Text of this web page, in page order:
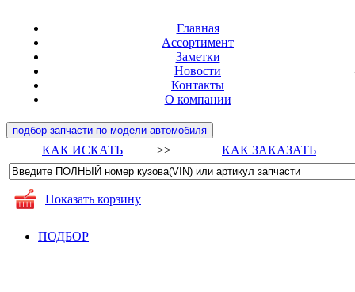
Главная
Ассортимент
Заметки
Новости
Контакты
О компании
подбор запчасти по модели автомобиля
КАК ИСКАТЬ >> КАК ЗАКАЗАТЬ
Показать корзину
ПОДБОР